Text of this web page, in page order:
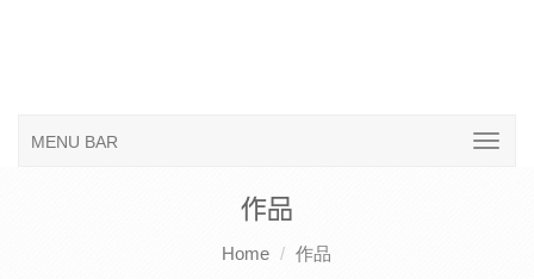
MENU BAR
作品
Home 作品